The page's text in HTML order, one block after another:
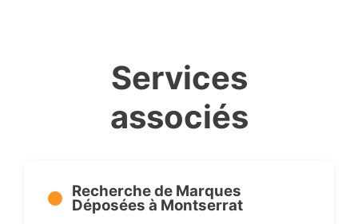
Services
associés
Recherche de Marques
Déposées à Montserrat